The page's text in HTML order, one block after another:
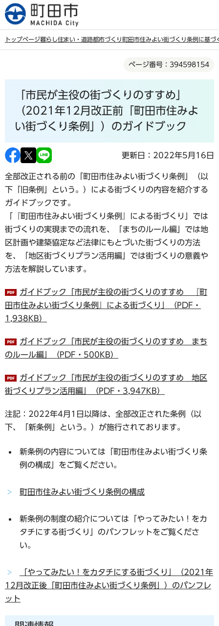
こ
の
トップページ暮らし住まい・道路都市づくり 町田市住みよい街づくり条例に基づ
ページ番号：394598154
「市民が主役の街づくりのすすめ」
（2021年12月改正前「町田市住みよ
い街づくり条例」）のガイドブック
更新日：2022年5月16日
全部改正される前の「町田市住みよい街づくり条例」（以
下「旧条例」という。）による街づくりの内容を紹介する
ガイドブックです。
「『町田市住みよい街づくり条例』による街づくり」では
街づくりの実現までの流れを、「まちのルール編」では地
区計画や建築協定など法律にもとづいた街づくりの方法
を、「地区街づくりプラン活用編」では街づくりの意義や
方法を解説しています。
ガイドブック「市民が主役の街づくりのすすめ 『町
田市住みよい街づくり条例』による街づくり」（PDF・
1,938KB）
ガイドブック「市民が主役の街づくりのすすめ まち
のルール編」（PDF・500KB）
ガイドブック「市民が主役の街づくりのすすめ 地区
街づくりプラン活用編」（PDF・3,947KB）
注記：2022年4月1日以降は、全部改正された条例（以
下、「新条例」という。）が施行されております。
新条例の内容については「町田市住みよい街づくり条
例の構成」をご覧ください。
町田市住みよい街づくり条例の構成
新条例の制度の紹介については「やってみたい！をカ
タチにする街づくり」のパンフレットをご覧くださ
い。
「やってみたい！をカタチにする街づくり」（2021年
12月改正後「町田市住みよい街づくり条例」）のパンフレ
ット